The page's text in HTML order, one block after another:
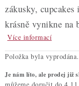
zákusky,
krásně vynikne na
Více informací
Položka byla
Je nám líto, ale prodej již